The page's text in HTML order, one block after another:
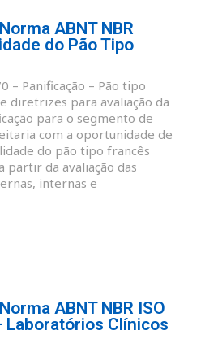
ABNT NBR
do Pão Tipo
– Panificação – Pão tipo
diretrizes para avaliação da
para o segmento de
com a oportunidade de
do pão tipo francês
partir da avaliação das
internas e
ABNT NBR ISO
Laboratórios Clínicos